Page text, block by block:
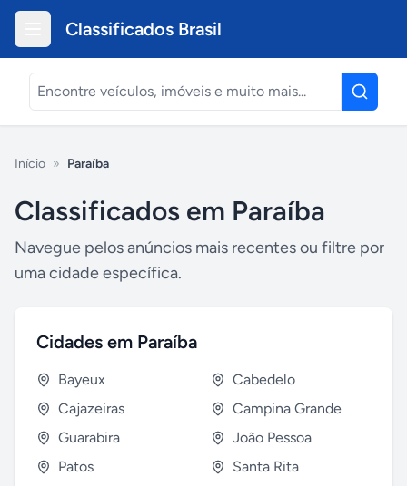
Classificados Brasil
Início » Paraíba
Classificados em Paraíba
Navegue pelos anúncios mais recentes ou filtre por
uma cidade específica.
Cidades em Paraíba
Bayeux
Cabedelo
Cajazeiras
Campina Grande
Guarabira
João Pessoa
Patos
Santa Rita